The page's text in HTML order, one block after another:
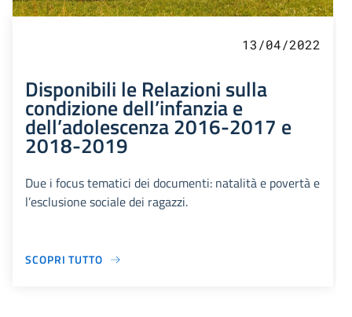
13/04/2022
Disponibili le Relazioni sulla
condizione dell’infanzia e
dell’adolescenza 2016-2017 e
2018-2019
Due i focus tematici dei documenti: natalità e povertà e
l’esclusione sociale dei ragazzi.
SCOPRI TUTTO